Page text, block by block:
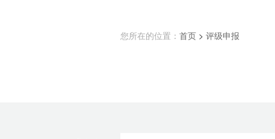
您所在的位置： 首页 > 评级申报